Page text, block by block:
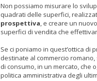
Non possiamo misurare lo
quadrati delle superfici,
prospettiva, e creare un
superfici di vendita che
Se ci poniamo in quest’ottica di
destinate al commercio
di consumo, in un mercato, che
politica amministrativa degli